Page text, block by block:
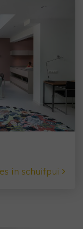
in schuifpui